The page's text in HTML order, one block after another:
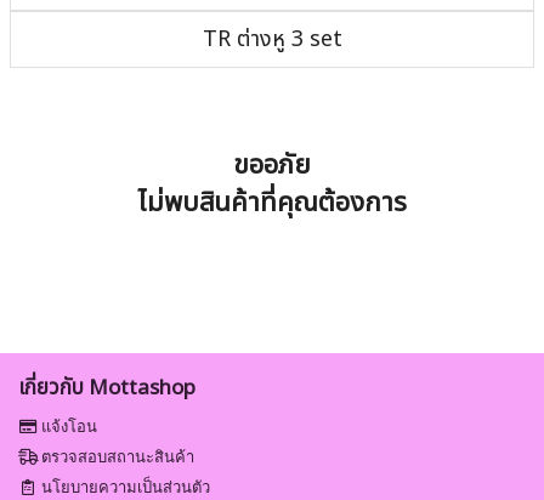
TR ต่างหู 3 set
ขออภัย
ไม่พบสินค้าที่คุณต้องการ
เกี่ยวกับ Mottashop
แจ้งโอน
ตรวจสอบสถานะสินค้า
นโยบายความเป็นส่วนตัว